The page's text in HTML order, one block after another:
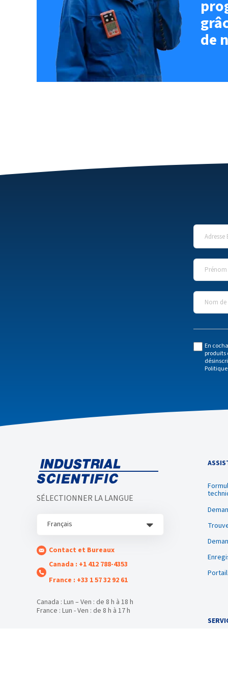
de
Adresse
Prénom
Nom de
En
produits
SÉLECTIONNER LA LANGUE
Français
Contact et Bureaux
Canada : +1 412 788-4353
France : +33 1 57 32 92 61
Canada : Lun – Ven : de 8 h à 18 h
France : Lun - Ven : de 8 h à 17 h